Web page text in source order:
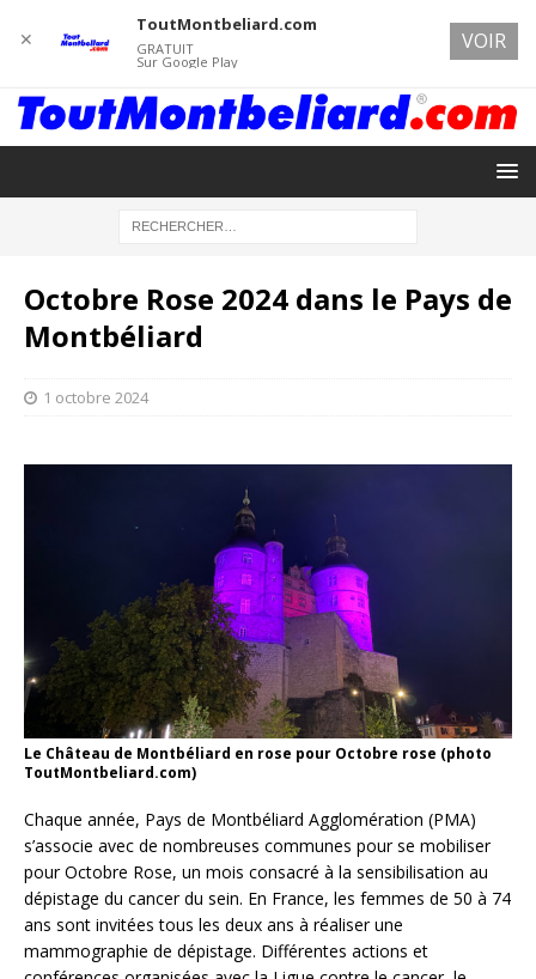
Octobre Rose 2024 dans le Pays de
Montbéliard
1 octobre 2024
Le Château de Montbéliard en rose pour Octobre rose (photo
ToutMontbeliard.com)
Chaque année, Pays de Montbéliard Agglomération (PMA)
s’associe avec de nombreuses communes pour se mobiliser
pour Octobre Rose, un mois consacré à la sensibilisation au
dépistage du cancer du sein. En France, les femmes de 50 à 74
ans sont invitées tous les deux ans à réaliser une
mammographie de dépistage. Différentes actions et
✕
ToutMontbeliard.com
GRATUIT
Sur Google Play
VOIR